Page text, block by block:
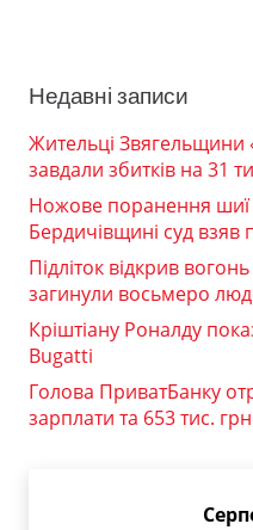
Недавні записи
Жительці Звягельщини
завдали збитків на 31
Ножове поранення шиї
Бердичівщині суд взяв
Підліток відкрив
загинули восьмеро
Кріштіану Роналду
Bugatti
Голова ПриватБанку
зарплати та 653 тис.